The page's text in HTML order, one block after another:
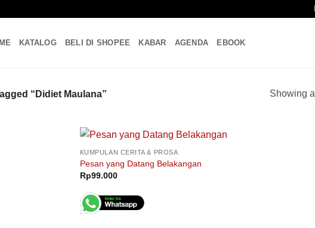
KATALOG BELI DI SHOPEE KABAR AGENDA EBOOK
“Didiet Maulana” Showing
KUMPULAN CERITA & PROSA
Pesan yang Datang Belakangan
Rp99.000